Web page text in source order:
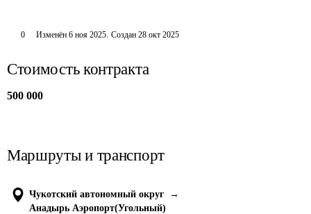
0 Изменён 6 ноя 2025. Создан 28 окт 2025
Стоимость контракта
500 000
Маршруты и транспорт
Чукотский автономный округ
→
Анадырь Аэропорт(Угольный)